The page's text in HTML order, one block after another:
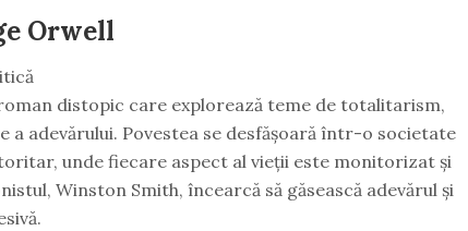
Orwell
distopic care explorează teme de totalitarism,
a adevărului. Povestea se desfășoară într-o societate
unde fiecare aspect al vieții este monitorizat și
Winston Smith, încearcă să găsească adevărul și